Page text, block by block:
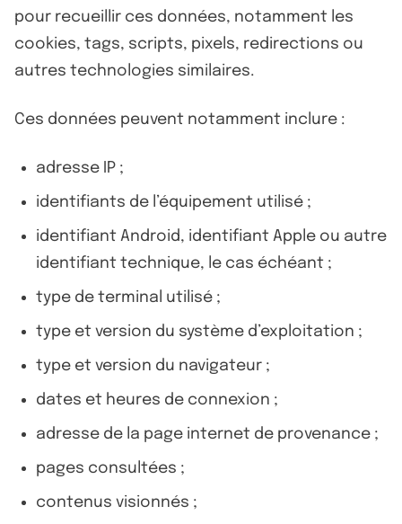
pour recueillir ces données, notamment les
cookies, tags, scripts, pixels, redirections ou
autres technologies similaires.
Ces données peuvent notamment inclure :
adresse IP ;
identifiants de l’équipement utilisé ;
identifiant Android, identifiant Apple ou autre
identifiant technique, le cas échéant ;
type de terminal utilisé ;
type et version du système d’exploitation ;
type et version du navigateur ;
dates et heures de connexion ;
adresse de la page internet de provenance ;
pages consultées ;
contenus visionnés ;